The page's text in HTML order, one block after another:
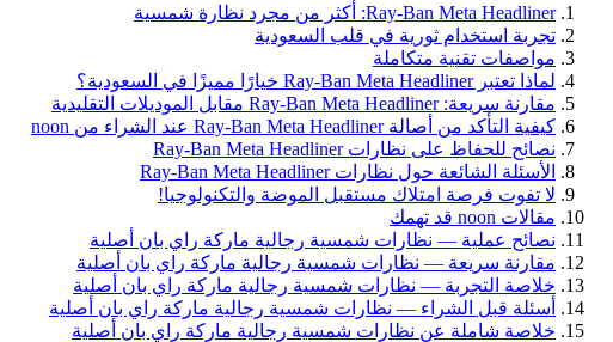
Ray-Ban Meta Headliner: أكثر من مجرد نظارة شمسية
تجربة استخدام ثورية في قلب السعودية
مواصفات تقنية متكاملة
لماذا تعتبر Ray-Ban Meta Headliner خيارًا مميزًا في السعودية؟
مقارنة سريعة: Ray-Ban Meta Headliner مقابل الموديلات التقليدية
كيفية التأكد من أصالة Ray-Ban Meta Headliner عند الشراء من noon
نصائح للحفاظ على نظارات Ray-Ban Meta Headliner
الأسئلة الشائعة حول نظارات Ray-Ban Meta Headliner
لا تفوت فرصة امتلاك مستقبل الموضة والتكنولوجيا!
مقالات noon قد تهمك
نصائح عملية — نظارات شمسية رجالية ماركة راي بان أصلية
مقارنة سريعة — نظارات شمسية رجالية ماركة راي بان أصلية
خلاصة التجربة — نظارات شمسية رجالية ماركة راي بان أصلية
أسئلة قبل الشراء — نظارات شمسية رجالية ماركة راي بان أصلية
خلاصة شاملة عن نظارات شمسية رجالية ماركة راي بان أصلية